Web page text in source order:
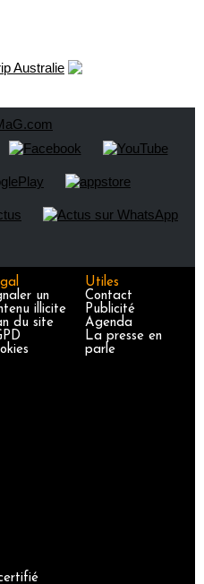
un
illicite
du site
Utiles
Contact
Publicité
Agenda
La presse en
parle